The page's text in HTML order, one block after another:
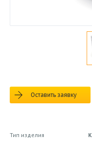
Оставить заявку
Тип изделия